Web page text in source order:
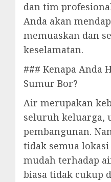
dan tim
Anda akan
memuaskan dan
keselamatan.
### Kenapa Anda
Sumur Bor?
Air merupakan
seluruh keluarga,
pembangunan.
tidak semua
mudah terhadap
biasa tidak cukup